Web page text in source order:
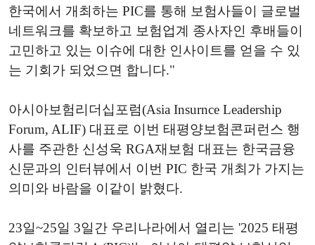
한국에서 개최하는 PIC를 통해 보험사들이 글로벌
네트워크를 확보하고 보험업계 종사자인 후배들이
고민하고 있는 이슈에 대한 인사이트를 얻을 수 있
는 기회가 되었으면 합니다."
아시아보험리더십포럼(Asia Insurnce Leadership
Forum, ALIF) 대표로 이번 태평양보험콘퍼런스 행
사를 주관한 신성욱 RGA재보험 대표는 한국금융
신문과의 인터뷰에서 이번 PIC 한국 개최가 가지는
의미와 바람을 이같이 밝혔다.
23일~25일 3일간 우리나라에서 열리는 '2025 태평